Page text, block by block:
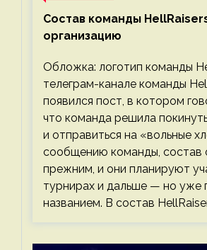
Состав команды
организацию
Обложка: логотип команды
телеграм-канале команды
появился пост, в котором
что команда решила
и отправиться на «вольные
сообщению команды, состав
прежним, и они планируют
турнирах и дальше — но уже
названием. В состав